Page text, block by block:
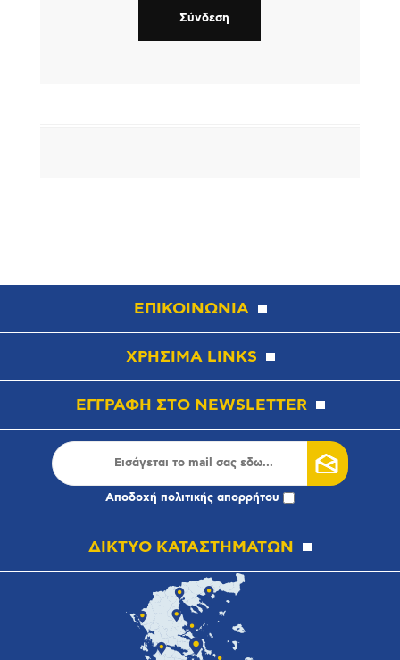
ΕΠΙΚΟΙΝΩΝΙΑ
ΧΡΗΣΙΜΑ LINKS
ΕΓΓΡΑΦΗ ΣΤΟ NEWSLETTER
Αποδοχή πολιτικής απορρήτου
ΔΙΚΤΥΟ ΚΑΤΑΣΤΗΜΑΤΩΝ